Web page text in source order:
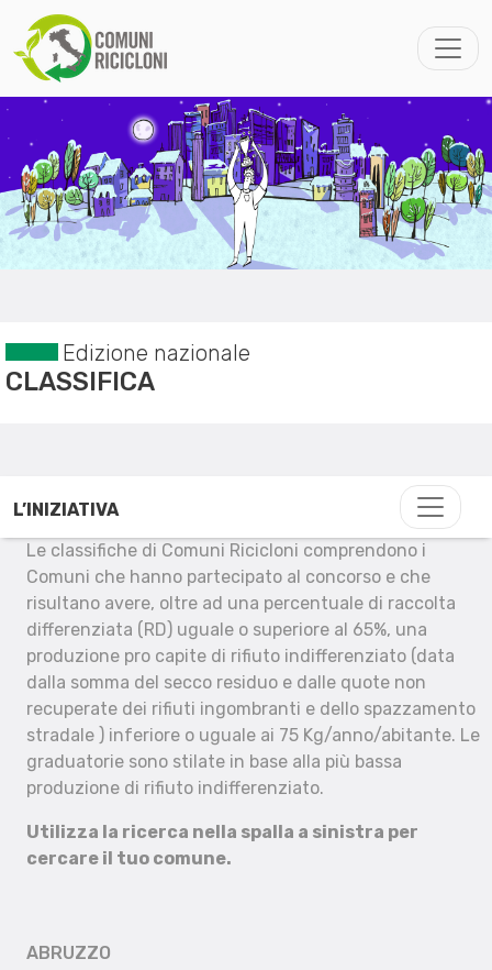
Edizione nazionale
CLASSIFICA
L’INIZIATIVA
Le classifiche di Comuni Ricicloni comprendono i
Comuni che hanno partecipato al concorso e che
risultano avere, oltre ad una percentuale di raccolta
differenziata (RD) uguale o superiore al 65%, una
produzione pro capite di rifiuto indifferenziato (data
dalla somma del secco residuo e dalle quote non
recuperate dei rifiuti ingombranti e dello spazzamento
stradale ) inferiore o uguale ai 75 Kg/anno/abitante. Le
graduatorie sono stilate in base alla più bassa
produzione di rifiuto indifferenziato.
Utilizza la ricerca nella spalla a sinistra per
cercare il tuo comune.
ABRUZZO